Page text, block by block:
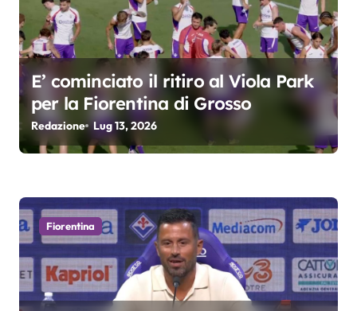
o
l
i E’ cominciato il ritiro al Viola Park
per la Fiorentina di Grosso
Redazione Lug 13, 2026
Fiorentina